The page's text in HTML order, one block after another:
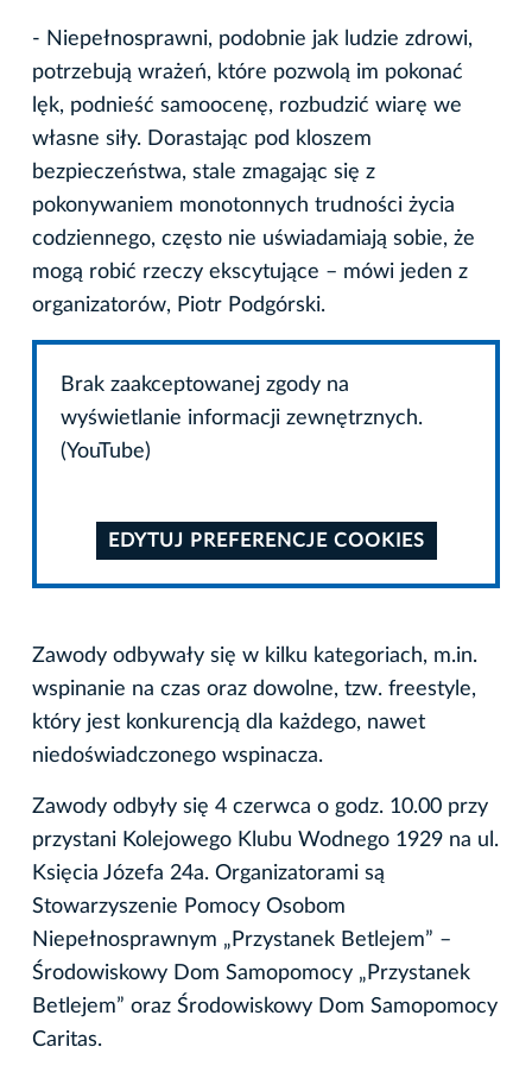
- Niepełnosprawni, podobnie jak ludzie zdrowi,
potrzebują wrażeń, które pozwolą im pokonać
lęk, podnieść samoocenę, rozbudzić wiarę we
własne siły. Dorastając pod kloszem
bezpieczeństwa, stale zmagając się z
pokonywaniem monotonnych trudności życia
codziennego, często nie uświadamiają sobie, że
mogą robić rzeczy ekscytujące – mówi jeden z
organizatorów, Piotr Podgórski.
Brak zaakceptowanej zgody na
wyświetlanie informacji zewnętrznych.
(YouTube)
EDYTUJ PREFERENCJE COOKIES
Zawody odbywały się w kilku kategoriach, m.in.
wspinanie na czas oraz dowolne, tzw. freestyle,
który jest konkurencją dla każdego, nawet
niedoświadczonego wspinacza.
Zawody odbyły się 4 czerwca o godz. 10.00 przy
przystani Kolejowego Klubu Wodnego 1929 na ul.
Księcia Józefa 24a. Organizatorami są
Stowarzyszenie Pomocy Osobom
Niepełnosprawnym „Przystanek Betlejem” –
Środowiskowy Dom Samopomocy „Przystanek
Betlejem” oraz Środowiskowy Dom Samopomocy
Caritas.